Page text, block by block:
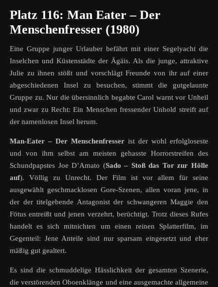
Platz 116: Man Eater – Der
Menschenfresser (1980)
Eine Gruppe junger Urlauber befährt mit einer Segelyacht die
Inselchen und Küstenstädte der Ägäis. Als die junge, attraktive
Julie zu ihnen stößt und vorschlägt Freunde von ihr auf einer
abgeschiedenen Insel zu besuchen, stimmt die gutgelaunte
Gruppe zu. Nur die übersinnlich begabte Carol warnt vor Unheil
und zwar zu Recht: Ein Menschen fressender Unhold streift auf
der namenlosen Insel herum.
Man-Eater – Der Menschenfresser ist der wohl erfolgloseste
und von ihm selbst am meisten gehasste Horrorstreifen des
Schundpapstes Joe D’Amato (Sado – Stoß das Tor zur Hölle
auf). Völlig zu Unrecht. Der Film ist vor allem für seine
ausgewählt geschmacklosen Gore-Szenen, allen voran jene, in
der der titelgebende Antagonist der schwangeren Maggie den
Fötus entreißt und jenen verzehrt, berüchtigt. Trotz dieses Rufes
handelt es sich mitnichten um einen reinen Splatterfilm, im
Gegenteil: Jene Anteile sind nur sparsam eingesetzt und eher
mäßig gut gealtert.
Es sind die schmuddelige Hässlichkeit der gesamten Szenerie,
die verstörenden Oboenklänge und eine ausgemachte allgemeine